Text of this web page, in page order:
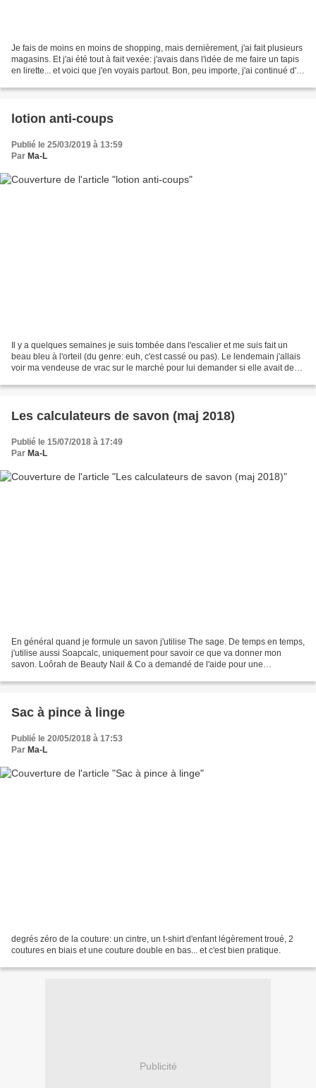
Je fais de moins en moins de shopping, mais dernièrement, j'ai fait plusieurs
magasins. Et j'ai été tout à fait vexée: j'avais dans l'idée de me faire un tapis
en lirette... et voici que j'en voyais partout. Bon, peu importe, j'ai continué d'y
lotion anti-coups
Publié le 25/03/2019 à 13:59
Par Ma-L
Il y a quelques semaines je suis tombée dans l'escalier et me suis fait un
beau bleu à l'orteil (du genre: euh, c'est cassé ou pas). Le lendemain j'allais
voir ma vendeuse de vrac sur le marché pour lui demander si elle avait de
Les calculateurs de savon (maj 2018)
Publié le 15/07/2018 à 17:49
Par Ma-L
En général quand je formule un savon j'utilise The sage. De temps en temps,
j'utilise aussi Soapcalc, uniquement pour savoir ce que va donner mon
savon. Loôrah de Beauty Nail & Co a demandé de l'aide pour une
Sac à pince à linge
Publié le 20/05/2018 à 17:53
Par Ma-L
degrés zéro de la couture: un cintre, un t-shirt d'enfant légèrement troué, 2
coutures en biais et une couture double en bas... et c'est bien pratique.
Publicité